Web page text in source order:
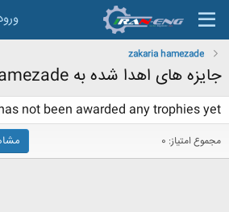
zakaria hamezade
جایزه های اهدا شده به zakaria hamezade
not been awarded any trophies yet.
مجموع امتیاز: 0